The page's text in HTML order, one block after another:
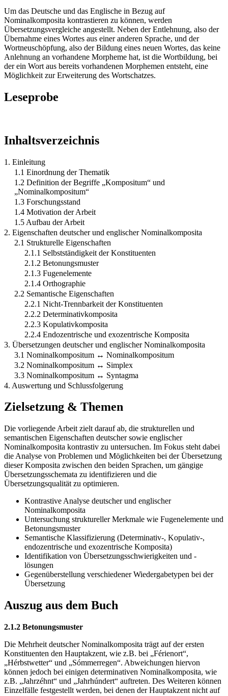
Um das Deutsche und das Englische in Bezug auf
Nominalkomposita kontrastieren zu können, werden
Übersetzungsvergleiche angestellt. Neben der Entlehnung, also der
Übernahme eines Wortes aus einer anderen Sprache, und der
Wortneuschöpfung, also der Bildung eines neuen Wortes, das keine
Anlehnung an vorhandene Morpheme hat, ist die Wortbildung, bei
der ein Wort aus bereits vorhandenen Morphemen entsteht, eine
Möglichkeit zur Erweiterung des Wortschatzes.
Leseprobe
Inhaltsverzeichnis
1. Einleitung
1.1 Einordnung der Thematik
1.2 Definition der Begriffe „Kompositum“ und
„Nominalkompositum“
1.3 Forschungsstand
1.4 Motivation der Arbeit
1.5 Aufbau der Arbeit
2. Eigenschaften deutscher und englischer Nominalkomposita
2.1 Strukturelle Eigenschaften
2.1.1 Selbstständigkeit der Konstituenten
2.1.2 Betonungsmuster
2.1.3 Fugenelemente
2.1.4 Orthographie
2.2 Semantische Eigenschaften
2.2.1 Nicht-Trennbarkeit der Konstituenten
2.2.2 Determinativkomposita
2.2.3 Kopulativkomposita
2.2.4 Endozentrische und exozentrische Komposita
3. Übersetzungen deutscher und englischer Nominalkomposita
3.1 Nominalkompositum ↔ Nominalkompositum
3.2 Nominalkompositum ↔ Simplex
3.3 Nominalkompositum ↔ Syntagma
4. Auswertung und Schlussfolgerung
Zielsetzung & Themen
Die vorliegende Arbeit zielt darauf ab, die strukturellen und
semantischen Eigenschaften deutscher sowie englischer
Nominalkomposita kontrastiv zu untersuchen. Im Fokus steht dabei
die Analyse von Problemen und Möglichkeiten bei der Übersetzung
dieser Komposita zwischen den beiden Sprachen, um gängige
Übersetzungsschemata zu identifizieren und die
Übersetzungsqualität zu optimieren.
Kontrastive Analyse deutscher und englischer
Nominalkomposita
Untersuchung struktureller Merkmale wie Fugenelemente und
Betonungsmuster
Semantische Klassifizierung (Determinativ-, Kopulativ-,
endozentrische und exozentrische Komposita)
Identifikation von Übersetzungsschwierigkeiten und -
lösungen
Gegenüberstellung verschiedener Wiedergabetypen bei der
Übersetzung
Auszug aus dem Buch
2.1.2 Betonungsmuster
Die Mehrheit deutscher Nominalkomposita trägt auf der ersten
Konstituenten den Hauptakzent, wie z.B. bei „Férienort“,
„Hérbstwetter“ und „Sómmerregen“. Abweichungen hiervon
können jedoch bei einigen determinativen Nominalkomposita, wie
z.B. „Jahrzéhnt“ und „Jahrhúndert“ auftreten. Des Weiteren können
Einzelfälle festgestellt werden, bei denen der Hauptakzent nicht auf